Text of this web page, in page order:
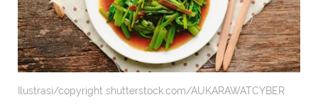
Ilustrasi/copyright shutterstock.com/AUKARAWATCYBER